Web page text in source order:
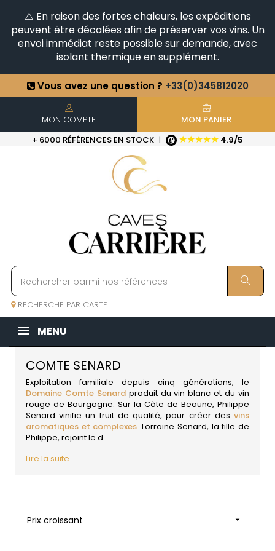
⚠️ En raison des fortes chaleurs, les expéditions
peuvent être décalées afin de préserver vos vins. Un
envoi immédiat reste possible sur demande, avec
isolant thermique en supplément.
Vous avez une question ? +33(0)345812020
Découvrez notre sélectiond'Horizontales & Verticales
Références en stock | Livraison rapide
MON COMPTE
MON PANIER
+ 6000 RÉFÉRENCES EN STOCK | ★★★★★ 4.9/5
RECHERCHE PAR CARTE
MENU
COMTE SENARD
Exploitation familiale depuis cinq générations, le
Domaine Comte Senardproduit du vin blanc et du vin
rouge de Bourgogne. Sur la Côte de Beaune, Philippe
Senard vinifie un fruit de qualité, pour créer des vins
aromatiques et complexes. Lorraine Senard, la fille de
Philippe, rejoint le d...
Lire la suite...
Prix croissant 